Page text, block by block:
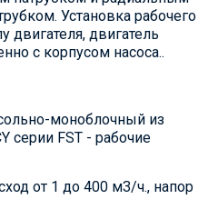
Установка рабочего
двигателя, двигатель
с корпусом насоса..
моноблочный из
серии FST - рабочие
от 1 до 400 м3/ч., напор